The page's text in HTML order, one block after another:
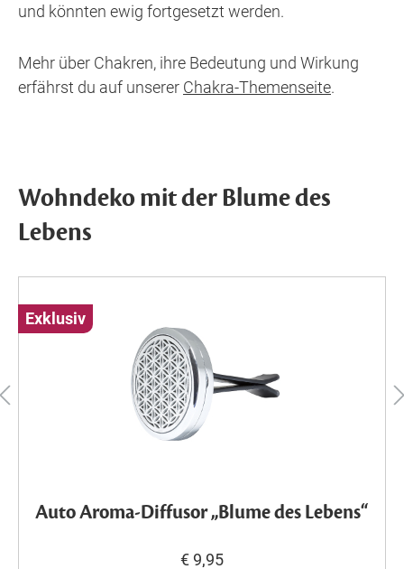
und könnten ewig fortgesetzt werden.
Mehr über Chakren, ihre Bedeutung und Wirkung
erfährst du auf unserer Chakra-Themenseite.
Wohndeko mit der Blume des
Lebens
Exklusiv
Auto Aroma-Diffusor „Blume des Lebens“
€ 9,95